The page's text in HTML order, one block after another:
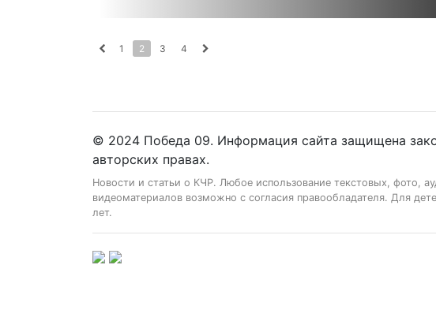
1 2 3 4
© 2024 Победа 09. Информация сайта защищена
авторских правах.
Новости и статьи о КЧР. Любое использование текстовых, фото,
видеоматериалов возможно с согласия правообладателя. Для
лет.